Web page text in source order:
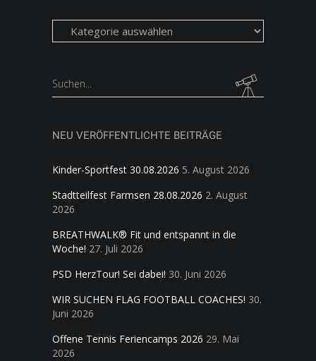
Beiträge
in
Kategorien
Search
NEU VERÖFFENTLICHTE BEITRÄGE
Kinder-Sportfest 30.08.2026 5. August 2026
Stadtteilfest Farmsen 28.08.2026 2. August
2026
BREATHWALK® Fit und entspannt in die
Woche! 27. Juli 2026
PSD HerzTour! Sei dabei! 30. Juni 2026
WIR SUCHEN FLAG FOOTBALL COACHES! 30.
Juni 2026
Offene Tennis Feriencamps 2026 29. Mai
2026